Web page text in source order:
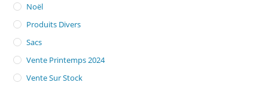
Noël
Produits Divers
Sacs
Vente Printemps 2024
Vente Sur Stock